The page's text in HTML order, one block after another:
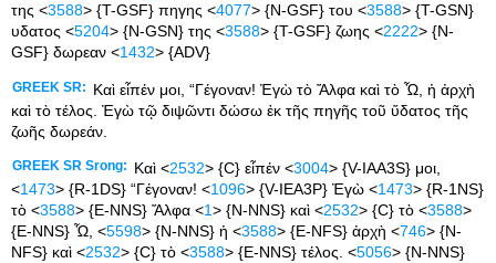
της <3588> {T-GSF} πηγης <4077> {N-GSF} του <3588> {T-GSN}
υδατος <5204> {N-GSN} της <3588> {T-GSF} ζωης <2222> {N-
GSF} δωρεαν <1432> {ADV}
GREEK SR:
Καὶ εἶπέν μοι, “Γέγοναν! Ἐγὼ τὸ Ἄλφα καὶ τὸ Ὦ, ἡ ἀρχὴ
καὶ τὸ τέλος. Ἐγὼ τῷ διψῶντι δώσω ἐκ τῆς πηγῆς τοῦ ὕδατος τῆς
ζωῆς δωρεάν.
GREEK SR Srong: Καὶ <2532> {C} εἶπέν <3004> {V-IAA3S} μοι,
<1473> {R-1DS} “Γέγοναν! <1096> {V-IEA3P} Ἐγὼ <1473> {R-1NS}
τὸ <3588> {E-NNS} Ἄλφα <1> {N-NNS} καὶ <2532> {C} τὸ <3588>
{E-NNS} Ὦ, <5598> {N-NNS} ἡ <3588> {E-NFS} ἀρχὴ <746> {N-
NFS} καὶ <2532> {C} τὸ <3588> {E-NNS} τέλος. <5056> {N-NNS}